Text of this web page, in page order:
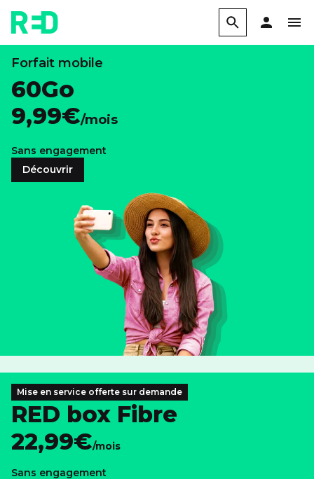
Forfait mobile
60Go
9,99€/mois
Sans engagement
Découvrir
Mise en service offerte sur demande
RED box Fibre
22,99€/mois
Sans engagement